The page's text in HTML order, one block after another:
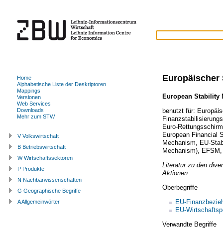
Europäischer
European Stability
benutzt für:
Euro-Rettungsschirm
European Financial
Mechanism
EU-
Mechanism), EFSM
Literatur zu den
Aktionen.
Oberbegriffe
EU-
EU-
Verwandte Begriffe
Home
Alphabetische Liste der Deskriptoren
Mappings
Versionen
Web Services
Downloads
Mehr zum STW
V Volkswirtschaft
B Betriebswirtschaft
W Wirtschaftssektoren
P Produkte
N Nachbarwissenschaften
G Geographische Begriffe
A Allgemeinwörter